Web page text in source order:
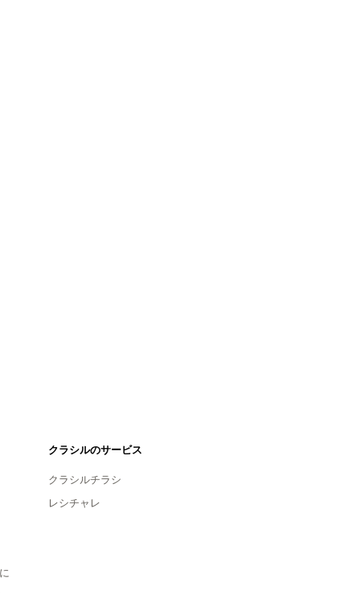
クラシルのサービス
クラシルチラシ
レシチャレ